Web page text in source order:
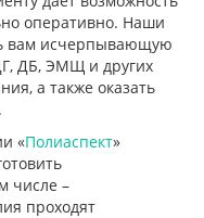
оперативно. Наши
вам исчерпывающую
ДБ, ЭМЩ и других
а также оказать
«Полиаспект»
числе –
проходят